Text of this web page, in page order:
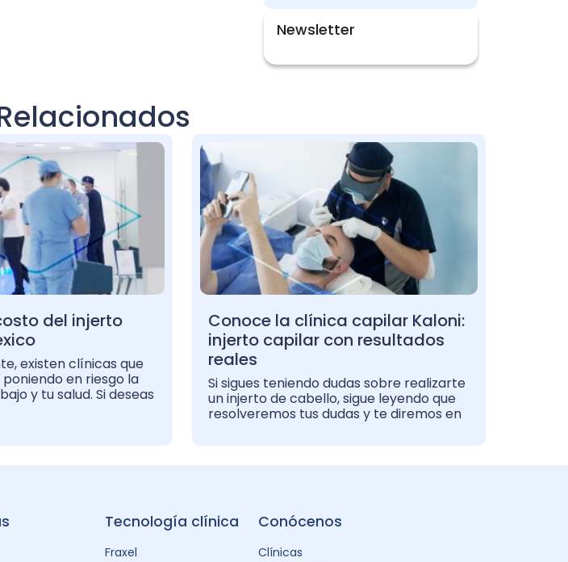
Newsletter
del injerto
existen clínicas que
en riesgo la
y tu salud. Si deseas
Conoce la clínica capilar Kaloni:
injerto capilar con resultados
reales
Si sigues teniendo dudas sobre realizarte
un injerto de cabello, sigue leyendo que
resolveremos tus dudas y te diremos en
Tecnología clínica
Fraxel
Conócenos
Clínicas